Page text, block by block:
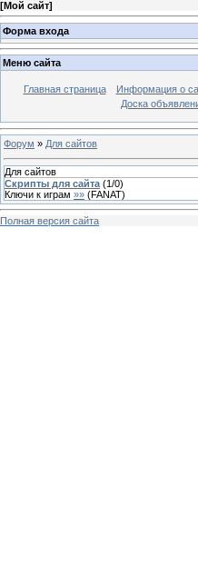
[Мой сайт]
Форма входа
Меню сайта
Главная страница Информация о
Доска
Форум » Для сайтов
Для сайтов
Скрипты для сайта (1/0)
Ключи к играм »» (FANAT)
Полная версия сайта